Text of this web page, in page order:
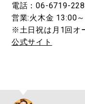
電話：06-6719-
営業:火木金 13:00
※土日祝は月1回オ
公式サイト